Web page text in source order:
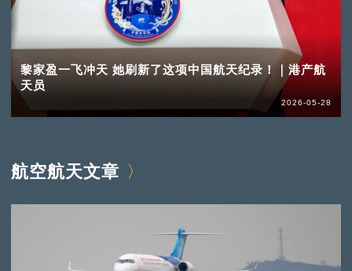
黎家盈一飞冲天 她刷新了这项中国航天纪录！｜港产航
天员
2026-05-28
航空航天文章